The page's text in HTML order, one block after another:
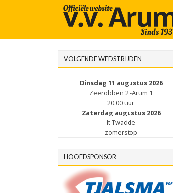
VOLGENDE WEDSTRIJDEN
Dinsdag 11 augustus 2026
Zeerobben 2 -Arum 1
20.00 uur
Zaterdag augustus 2026
It Twadde
zomerstop
HOOFDSPONSOR